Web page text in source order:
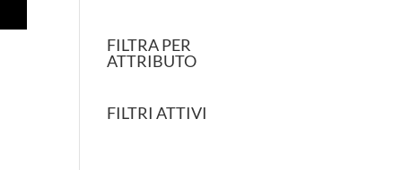
FILTRA PER
ATTRIBUTO
FILTRI ATTIVI